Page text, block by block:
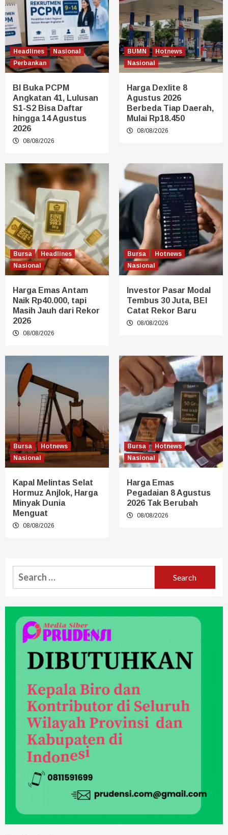
Headlines
Nasional
Perbankan
BI Buka PCPM
Angkatan 41, Lulusan
S1-S2 Bisa Daftar
hingga 14 Agustus
2026
08/08/2026
BUMN
Hotnews
Nasional
Harga Dexlite 8
Agustus 2026
Berbeda Tiap Daerah,
Mulai Rp18.450
08/08/2026
Bursa
Headlines
Nasional
Harga Emas Antam
Naik Rp40.000, tapi
Masih Jauh dari Rekor
2026
08/08/2026
Bursa
Hotnews
Nasional
Investor Pasar Modal
Tembus 30 Juta, BEI
Catat Rekor Baru
08/08/2026
Bursa
Hotnews
Nasional
Kapal Melintas Selat
Hormuz Anjlok, Harga
Minyak Dunia
Menguat
08/08/2026
Bursa
Hotnews
Nasional
Harga Emas
Pegadaian 8 Agustus
2026 Tak Berubah
08/08/2026